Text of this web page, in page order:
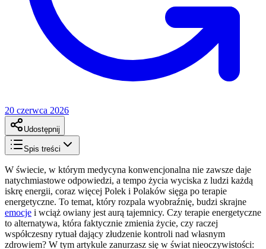
20 czerwca 2026
Udostępnij
Spis treści
W świecie, w którym medycyna konwencjonalna nie zawsze daje
natychmiastowe odpowiedzi, a tempo życia wyciska z ludzi każdą
iskrę energii, coraz więcej Polek i Polaków sięga po terapie
energetyczne. To temat, który rozpala wyobraźnię, budzi skrajne
emocje i wciąż owiany jest aurą tajemnicy. Czy terapie energetyczne
to alternatywa, która faktycznie zmienia życie, czy raczej
współczesny rytuał dający złudzenie kontroli nad własnym
zdrowiem? W tym artykule zanurzasz się w świat nieoczywistości: